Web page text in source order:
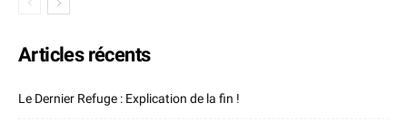
Articles récents
Le Dernier Refuge : Explication de la fin !